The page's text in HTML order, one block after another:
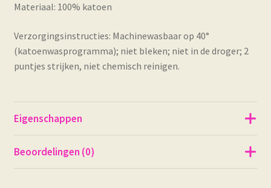
Materiaal: 100% katoen
Verzorgingsinstructies: Machinewasbaar op 40°
(katoenwasprogramma); niet bleken; niet in de droger; 2
puntjes strijken, niet chemisch reinigen.
Eigenschappen
Beoordelingen (0)